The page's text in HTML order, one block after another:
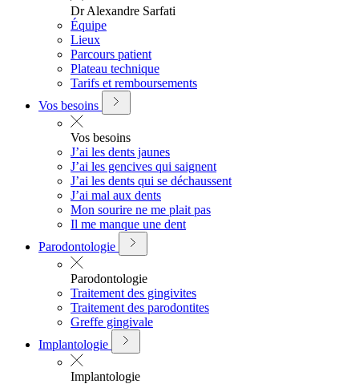
Dr Alexandre Sarfati
Équipe
Lieux
Parcours patient
Plateau technique
Tarifs et remboursements
Vos besoins
Vos besoins
J’ai les dents jaunes
J’ai les gencives qui saignent
J’ai les dents qui se déchaussent
J’ai mal aux dents
Mon sourire ne me plait pas
Il me manque une dent
Parodontologie
Parodontologie
Traitement des gingivites
Traitement des parodontites
Greffe gingivale
Implantologie
Implantologie